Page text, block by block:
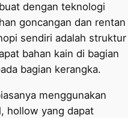
dengan teknologi
goncangan dan rentan
sendiri adalah struktur
bahan kain di bagian
bagian kerangka.
menggunakan
hollow yang dapat